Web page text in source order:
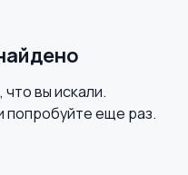
Настольные игры
вы искали.
попробуйте еще раз.